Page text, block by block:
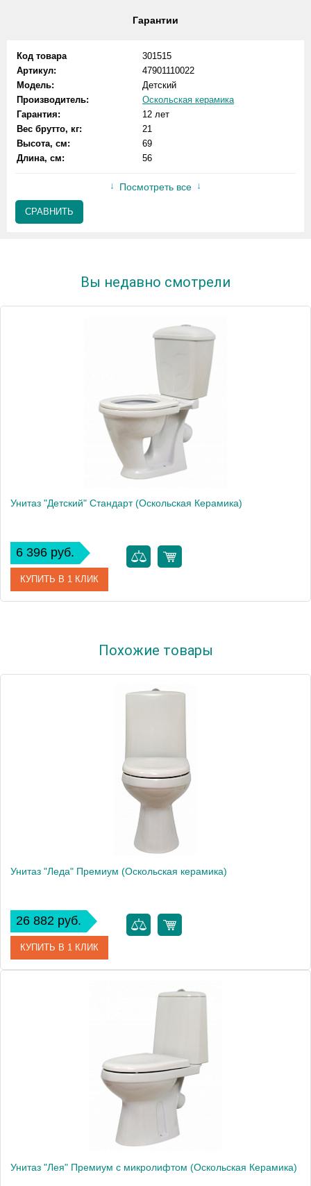
Гарантии
Код товара
301515
Артикул:
47901110022
Модель:
Детский
Производитель:
Оскольская керамика
Гарантия:
12 лет
Вес брутто, кг:
21
Высота, см:
69
Длина, см:
56
Посмотреть все
СРАВНИТЬ
Вы недавно смотрели
Унитаз "Детский" Стандарт (Оскольская Керамика)
6 396 руб.
КУПИТЬ В 1 КЛИК
Производитель Оскольская керамика
Похожие товары
Унитаз "Леда" Премиум (Оскольская керамика)
26 882 руб.
КУПИТЬ В 1 КЛИК
Унитаз "Лея" Премиум с микролифтом (Оскольская Керамика)